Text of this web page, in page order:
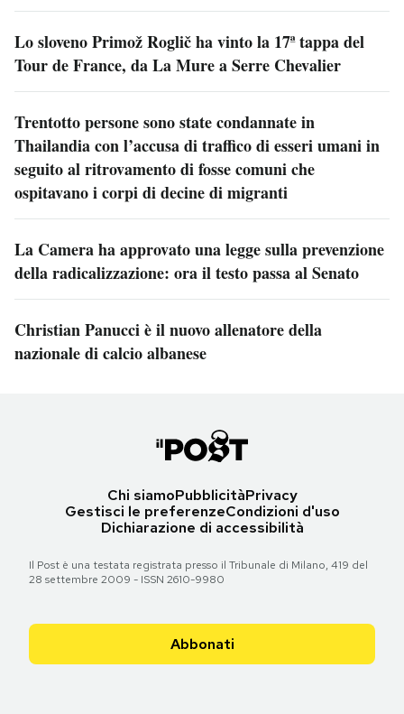
Lo sloveno Primož Roglič ha vinto la 17ª tappa del
Tour de France, da La Mure a Serre Chevalier
Trentotto persone sono state condannate in
Thailandia con l’accusa di traffico di esseri umani in
seguito al ritrovamento di fosse comuni che
ospitavano i corpi di decine di migranti
La Camera ha approvato una legge sulla prevenzione
della radicalizzazione: ora il testo passa al Senato
Christian Panucci è il nuovo allenatore della
nazionale di calcio albanese
Chi siamoPubblicitàPrivacy
Gestisci le preferenzeCondizioni d'uso
Dichiarazione di accessibilità
Il Post è una testata registrata presso il Tribunale di Milano, 419 del
28 settembre 2009 - ISSN 2610-9980
Abbonati